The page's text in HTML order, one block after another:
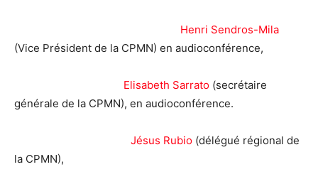
Henri Sendros-Mila
(Vice Président de la CPMN) en audioconférence,
Elisabeth Sarrato (secrétaire
générale de la CPMN), en audioconférence.
Jésus Rubio (délégué régional de
la CPMN),